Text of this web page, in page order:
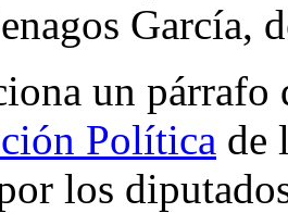
García,
un
Política de
los